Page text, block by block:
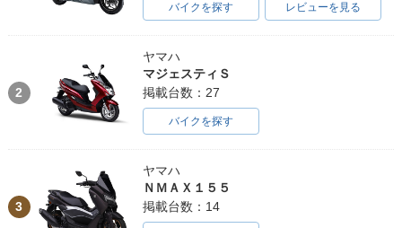
バイクを探す レビューを見る
2
ヤマハ
マジェスティＳ
掲載台数：27
バイクを探す
3
ヤマハ
ＮＭＡＸ１５５
掲載台数：14